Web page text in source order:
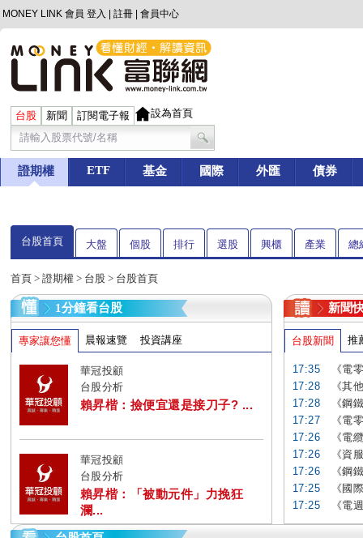
MONEY LINK 會員 登入 註冊 會員中心
台股 新聞 訂閱電子報 設為首頁
證期權 ETF 基金 國際 外匯 債券
台股首頁 大盤 個股 排行 選股 興櫃 產業 總
首頁 > 證期權 > 台股 > 台股首頁
1分鐘看台股
專家讓您懂 晨報速覽 投資講座
華冠投顧
台股分析
賴昇楷：撿便宜還是接刀子? ...
華冠投顧
台股分析
賴昇楷：「被動元件」力挽狂
瀾...
新聞
台股新聞 推
17:35
《電
17:28
《其
17:28
《鋼
17:27
《電
17:26
《電
17:26
《資
17:26
《鋼
17:25
《國
17:25
《電